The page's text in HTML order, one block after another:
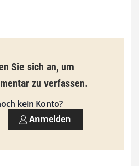
9
3
0
0
Sie sich an, um
zu verfassen.
kein Konto?
Anmelden